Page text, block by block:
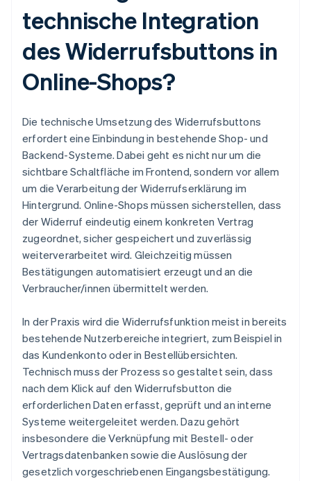
technische Integration
des Widerrufsbuttons in
Online-Shops?
Die technische Umsetzung des Widerrufsbuttons
erfordert eine Einbindung in bestehende Shop- und
Backend-Systeme. Dabei geht es nicht nur um die
sichtbare Schaltfläche im Frontend, sondern vor allem
um die Verarbeitung der Widerrufserklärung im
Hintergrund. Online-Shops müssen sicherstellen, dass
der Widerruf eindeutig einem konkreten Vertrag
zugeordnet, sicher gespeichert und zuverlässig
weiterverarbeitet wird. Gleichzeitig müssen
Bestätigungen automatisiert erzeugt und an die
Verbraucher/innen übermittelt werden.
In der Praxis wird die Widerrufsfunktion meist in bereits
bestehende Nutzerbereiche integriert, zum Beispiel in
das Kundenkonto oder in Bestellübersichten.
Technisch muss der Prozess so gestaltet sein, dass
nach dem Klick auf den Widerrufsbutton die
erforderlichen Daten erfasst, geprüft und an interne
Systeme weitergeleitet werden. Dazu gehört
insbesondere die Verknüpfung mit Bestell- oder
Vertragsdatenbanken sowie die Auslösung der
gesetzlich vorgeschriebenen Eingangsbestätigung.